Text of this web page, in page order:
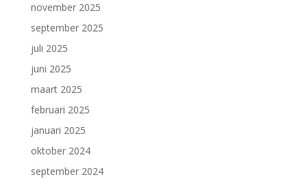
november 2025
september 2025
juli 2025
juni 2025
maart 2025
februari 2025
januari 2025
oktober 2024
september 2024